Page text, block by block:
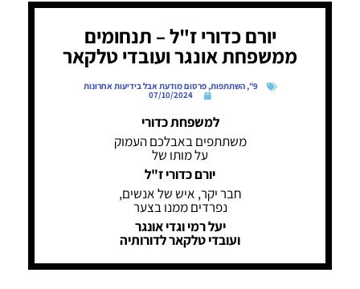
יורם כדורי ז"ל – תנחומים
ממשפחת אונגר ועובדי טלקאר
9"
,השתתפות,פרסום מודעת אבל בידיעות אחרונות
07/10/2024
למשפחת כדורי
משתתפים באבלכם העמוק
על מותו של
יורם כדורי ז"ל
חבר יקר, איש של אנשים,
נפרדים ממנו בצער
יעל רמי וגדי אונגר
ועובדי טלקאר לדורותיה